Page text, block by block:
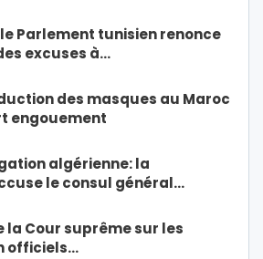
Parlement tunisien renonce
excuses à…
des masques au Maroc
engouement
algérienne: la
le consul général…
la Cour suprême sur les
officiels…